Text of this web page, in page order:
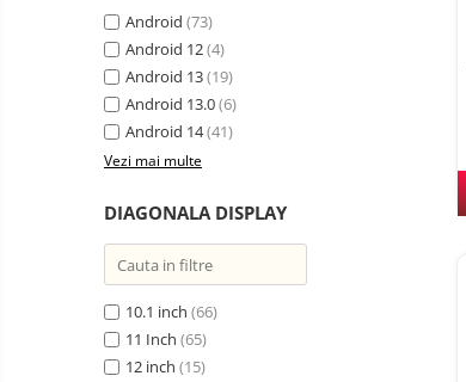
Accesorii Smartwatch
Trotinete
Piese si accesorii
Biciclete
electrice
Gadgets
Smart Home
Produse Ingrijire Personala
Accesorii Gadgets
Drone cu Camera
Baterii externe
Accesorii Auto
Lifestyle
Android (73)
Android 12(4)
Android 13(19)
Android 13.0(6)
Android 14(41)
Vezi mai multe
DIAGONALA DISPLAY
10.1 inch (66)
11 Inch (65)
12 inch (15)